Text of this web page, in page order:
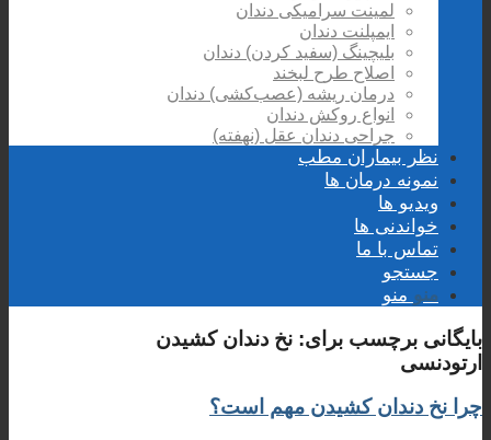
لمینت سرامیکی دندان
ایمپلنت دندان
بلیچینگ (سفید کردن) دندان
اصلاح طرح لبخند
درمان ریشه (عصب‌کشی) دندان
انواع روکش دندان
جراحی دندان عقل (نهفته)
نظر بیماران مطب
نمونه درمان ها
ویدیو ها
خواندنی ها
تماس با ما
جستجو
منو منو
بایگانی برچسب برای: نخ دندان کشیدن
ارتودنسی
چرا نخ دندان کشیدن مهم است؟